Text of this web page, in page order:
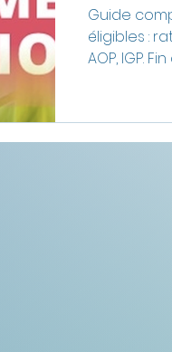
Guide
éligibles :
AOP, IGP.